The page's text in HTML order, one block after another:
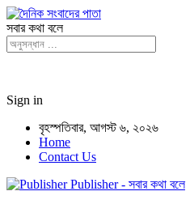
সবার কথা বলে
Sign in
বৃহস্পতিবার, আগস্ট ৬, ২০২৬
Home
Contact Us
Publisher - সবার কথা বলে